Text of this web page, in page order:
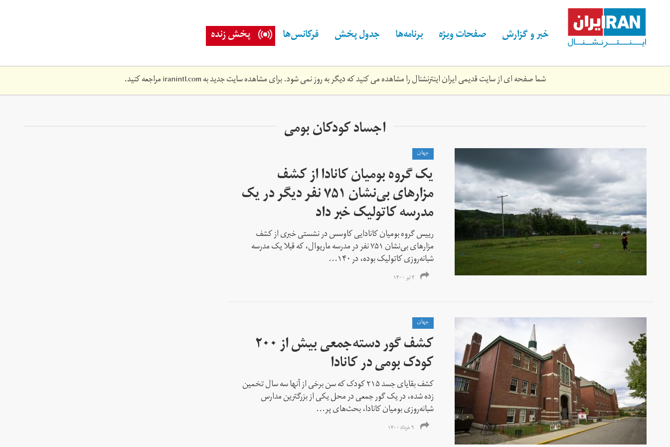
content خبر و گزارش صفحات ویژه برنامه‌ها جدول پخش فرکانس‌ها پخش زنده
شما صفحه ای از سایت قدیمی ایران اینترنشنال را مشاهده می کنید که دیگر به روز نمی شود. برای مشاهده سایت جدید بهiranintl.comمراجعه کنید.
اجساد کودکان بومی
جهان
یک گروه بومیان کانادا از کشف
مزارهای بی‌نشان ۷۵۱ نفر دیگر در یک
مدرسه کاتولیک خبر داد
رییس گروه بومیان کانادایی کاوسس در نشستی خبری از کشف
مزارهای بی‌نشان ۷۵۱ نفر در مدرسه ماریوال، که قبلا یک مدرسه
شبانه‌روزی کاتولیک بوده، در ۱۴۰...
۴ تیر ۱۴۰۰
جهان
کشف گور دسته‌جمعی بیش از ۲۰۰
کودک بومی در کانادا
کشف بقایای جسد ۲۱۵ کودک که سن برخی از آنها سه سال تخمین
زده شده، در یک گور جمعی در محل یکی از بزرگترین مدارس
شبانه‌روزی بومیان کانادا، بحث‌های پر...
۹ خرداد ۱۴۰۰